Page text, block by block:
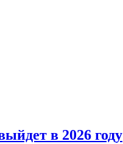
в 2026 году